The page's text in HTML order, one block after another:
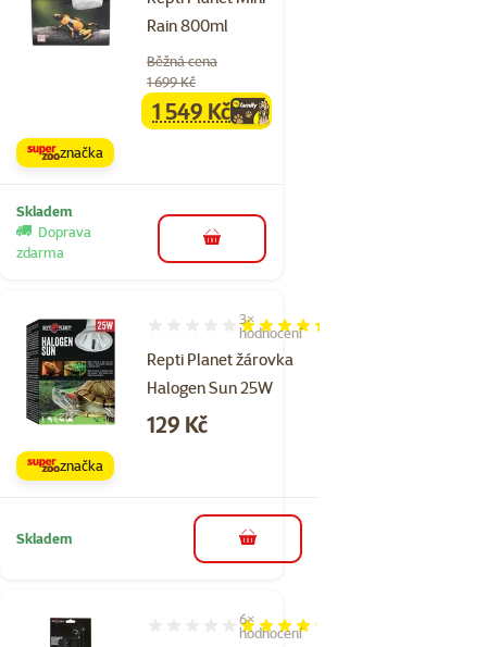
Rain 800ml
Běžná cena
1 699 Kč
familycena
1 549 Kč
značka
Skladem
Doprava
zdarma
do košíku
Repti Planet žárovka
Halogen Sun 25W
Hodnocení 87%, počet hodnocení: 3
3×
hodnocení
Cena
129 Kč
značka
Skladem do košíku
Hodnocení 83%, počet hodnocení: 6
6×
hodnocení